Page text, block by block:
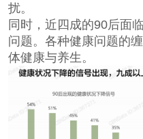
扰。
同时，近四成的90后面
问题。各种健康问题的
体健康与养生。